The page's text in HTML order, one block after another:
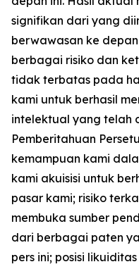
signifikan dari yang
berwawasan ke
berbagai risiko dan
tidak terbatas pada
kami untuk berhasil
intelektual yang telah
Pemberitahuan
kemampuan kami
kami akuisisi untuk
pasar kami; risiko
membuka sumber
dari berbagai paten
pers ini; posisi